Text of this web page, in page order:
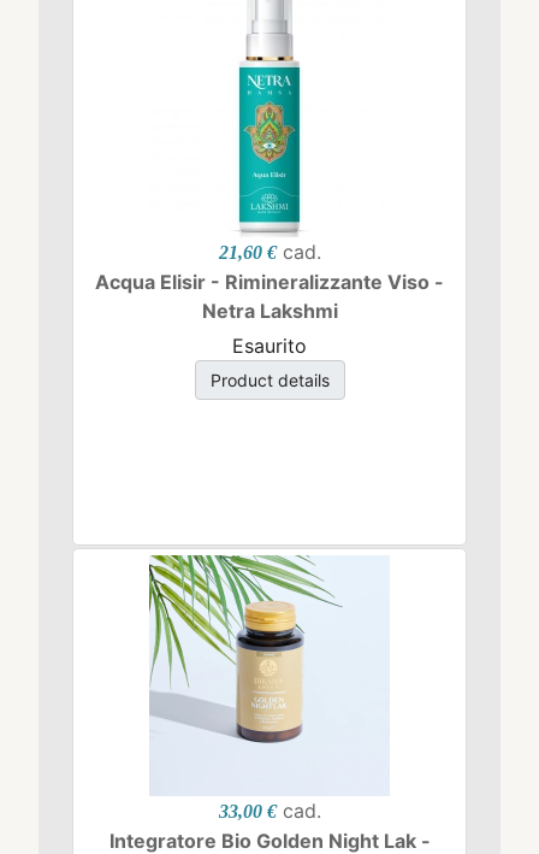
21,60 € cad.
Acqua Elisir - Rimineralizzante Viso -
Netra Lakshmi
Esaurito
Product details
33,00 € cad.
Integratore Bio Golden Night Lak -